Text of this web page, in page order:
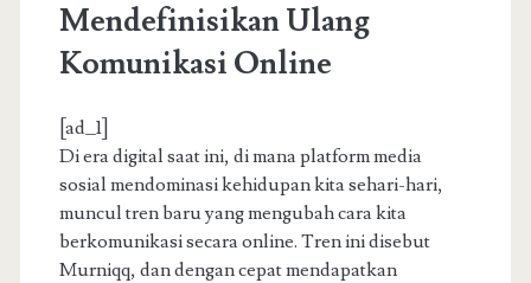
Mendefinisikan Ulang
Komunikasi Online
[ad_1]
Di era digital saat ini, di mana platform media
sosial mendominasi kehidupan kita sehari-hari,
muncul tren baru yang mengubah cara kita
berkomunikasi secara online. Tren ini disebut
Murniqq, dan dengan cepat mendapatkan